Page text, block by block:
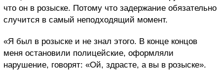
что он в розыске. Потому что задержание обязательно
случится в самый неподходящий момент.
«Я был в розыске и не знал этого. В конце концов
меня остановили полицейские, оформляли
нарушение, говорят: «Ой, здрасте, а вы в розыске».